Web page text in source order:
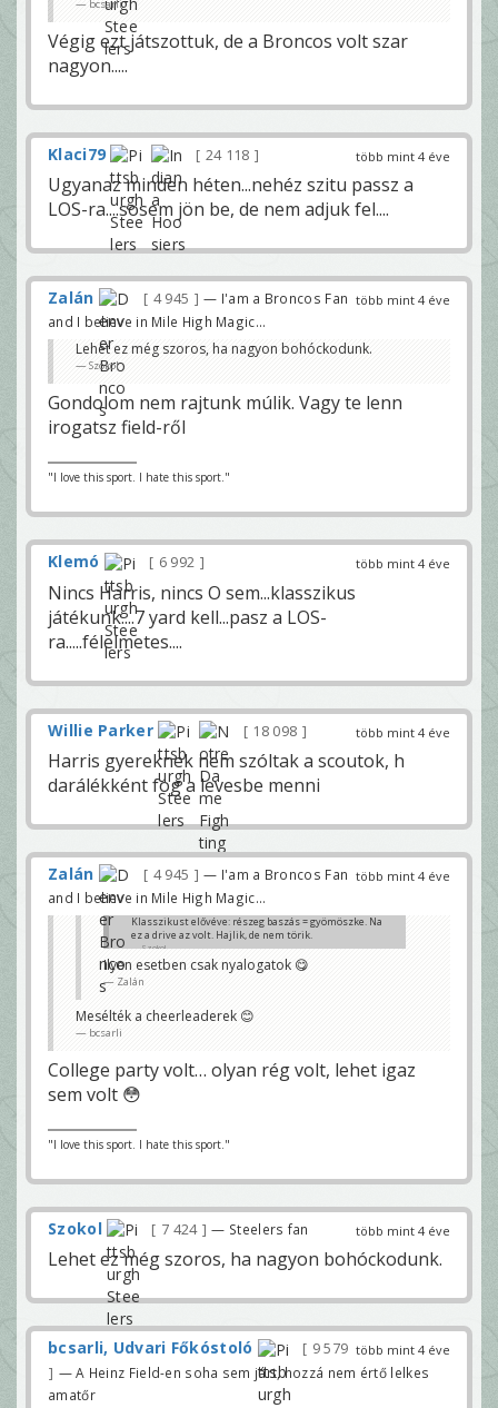
bcsarli
Végig ezt játszottuk, de a Broncos volt szar
nagyon.....
több mint 4 éve
Klaci79 24 118
Ugyanaz minden héten...nehéz szitu passz a
LOS-ra....sosem jön be, de nem adjuk fel....
több mint 4 éve
Zalán 4 945
— I'am a Broncos Fan
and I believe in Mile High Magic...
Lehet ez még szoros, ha nagyon bohóckodunk.
Szokol
Gondolom nem rajtunk múlik. Vagy te lenn
irogatsz field-ről
"I love this sport. I hate this sport."
több mint 4 éve
Klemó 6 992
Nincs Harris, nincs O sem...klasszikus
játékunk....7 yard kell...pasz a LOS-
ra.....félelmetes....
több mint 4 éve
Willie Parker 18 098
Harris gyereknek nem szóltak a scoutok, h
darálékként fog a levesbe menni
több mint 4 éve
Zalán 4 945
— I'am a Broncos Fan
and I believe in Mile High Magic...
Klasszikust elővéve: részeg baszás = gyömöszke. Na
ez a drive az volt. Hajlik, de nem törik.
Szokol
Ilyen esetben csak nyalogatok 😋
Zalán
Mesélték a cheerleaderek 😊
bcsarli
College party volt… olyan rég volt, lehet igaz
sem volt 😳
"I love this sport. I hate this sport."
több mint 4 éve
Szokol 7 424 — Steelers fan
Lehet ez még szoros, ha nagyon bohóckodunk.
több mint 4 éve
bcsarli, Udvari Főkóstoló 9 579
— A Heinz Field-en soha sem járt, hozzá nem értő lelkes
amatőr